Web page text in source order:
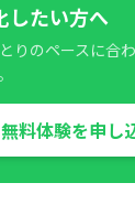
したい方へ
りのペースに合
無料体験を申し